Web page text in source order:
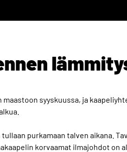
syyskuussa, ja
tullaan purkamaan talven aikana.
korvaamat ilmajohdot on